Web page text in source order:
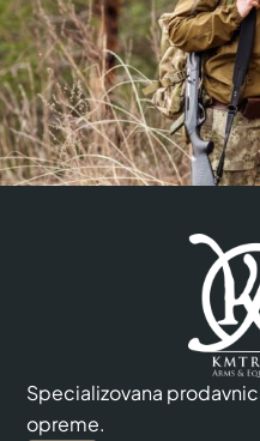
Specializovana
opreme.